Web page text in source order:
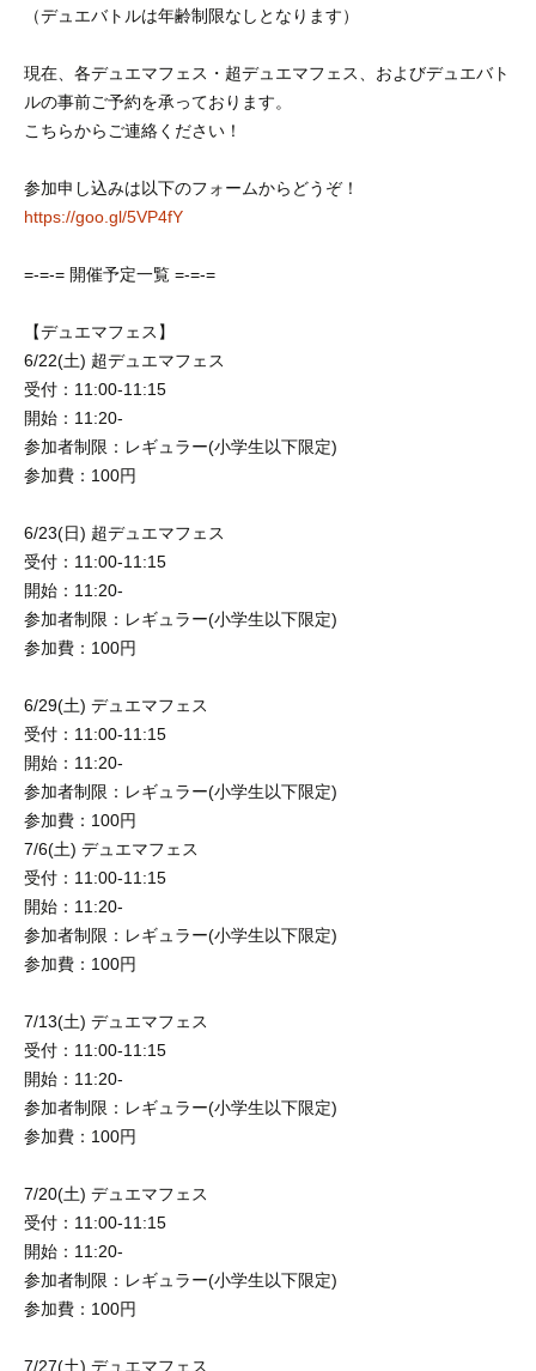
（デュエバトルは年齢制限なしとなります）
現在、各デュエマフェス・超デュエマフェス、およびデュエバト
ルの事前ご予約を承っております。
こちらからご連絡ください！
参加申し込みは以下のフォームからどうぞ！
https://goo.gl/5VP4fY
=-=-= 開催予定一覧 =-=-=
【デュエマフェス】
6/22(土) 超デュエマフェス
受付：11:00-11:15
開始：11:20-
参加者制限：レギュラー(小学生以下限定)
参加費：100円
6/23(日) 超デュエマフェス
受付：11:00-11:15
開始：11:20-
参加者制限：レギュラー(小学生以下限定)
参加費：100円
6/29(土) デュエマフェス
受付：11:00-11:15
開始：11:20-
参加者制限：レギュラー(小学生以下限定)
参加費：100円
7/6(土) デュエマフェス
受付：11:00-11:15
開始：11:20-
参加者制限：レギュラー(小学生以下限定)
参加費：100円
7/13(土) デュエマフェス
受付：11:00-11:15
開始：11:20-
参加者制限：レギュラー(小学生以下限定)
参加費：100円
7/20(土) デュエマフェス
受付：11:00-11:15
開始：11:20-
参加者制限：レギュラー(小学生以下限定)
参加費：100円
7/27(土) デュエマフェス